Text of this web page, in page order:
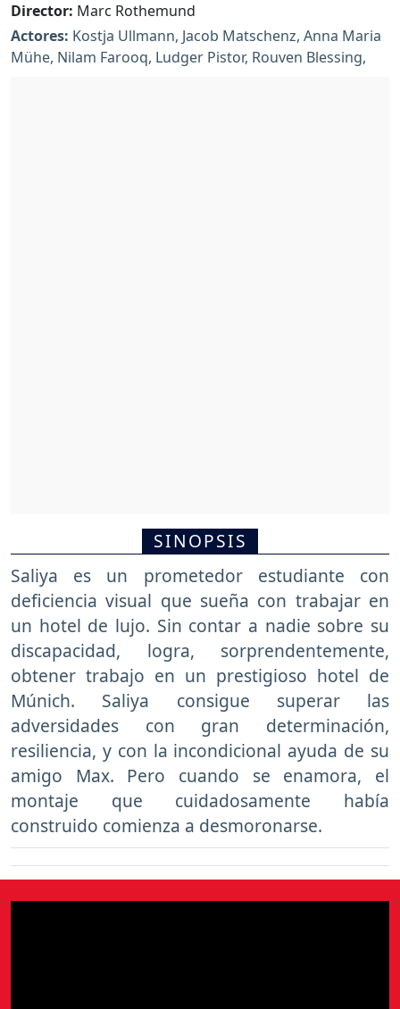
Director: Marc Rothemund
Actores: Kostja Ullmann, Jacob Matschenz, Anna Maria
Mühe, Nilam Farooq, Ludger Pistor, Rouven Blessing,
SINOPSIS
Saliya es un prometedor estudiante con
deficiencia visual que sueña con trabajar en
un hotel de lujo. Sin contar a nadie sobre su
discapacidad, logra, sorprendentemente,
obtener trabajo en un prestigioso hotel de
Múnich. Saliya consigue superar las
adversidades con gran determinación,
resiliencia, y con la incondicional ayuda de su
amigo Max. Pero cuando se enamora, el
montaje que cuidadosamente había
construido comienza a desmoronarse.